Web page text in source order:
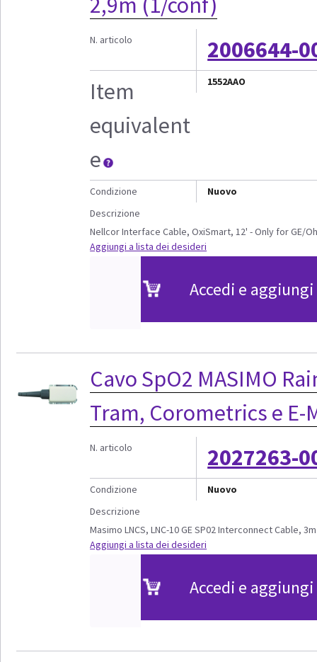
N. articolo
2006644-
Item
equivalent
e
1552AAO
Condizione
Nuovo
Descrizione
Nellcor Interface Cable, OxiSmart, 12' - Only for GE/
Aggiungi a lista dei desideri
Accedi e
Cavo SpO2 MASIMO
Tram, Corometrics e E-
N. articolo 2027263-
Condizione
Nuovo
Descrizione
Masimo LNCS, LNC-10 GE SP02 Interconnect Cable,
Aggiungi a lista dei desideri
Accedi e